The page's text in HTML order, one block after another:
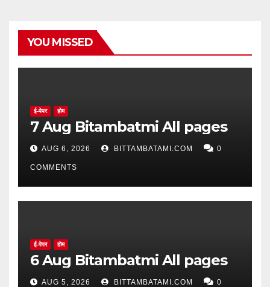
YOU MISSED
ई-पेपर होम
7 Aug Bitambatmi All pages
AUG 6, 2026 BITTAMBATAMI.COM 0
COMMENTS
ई-पेपर होम
6 Aug Bitambatmi All pages
AUG 5, 2026 BITTAMBATAMI.COM 0